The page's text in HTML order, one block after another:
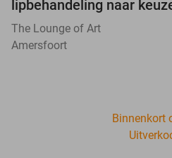
lipbehandeling naar
The Lounge of Art
Amersfoort
Binnenkort